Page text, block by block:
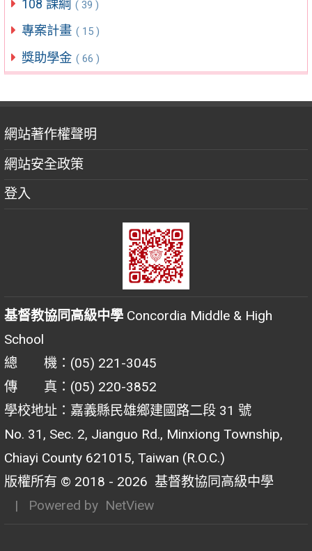
108 課綱 ( 39 )
專案計畫 ( 15 )
獎助學金 ( 66 )
網站著作權聲明
網站安全政策
登入
基督教協同高級中學 Concordia Middle & High
School
總 機：(05) 221-3045
傳 真：(05) 220-3852
學校地址：嘉義縣民雄鄉建國路二段 31 號
No. 31, Sec. 2, Jianguo Rd., Minxiong Township,
Chiayi County 621015, Taiwan (R.O.C.)
版權所有 © 2018 - 2026 基督教協同高級中學
| Powered by NetView